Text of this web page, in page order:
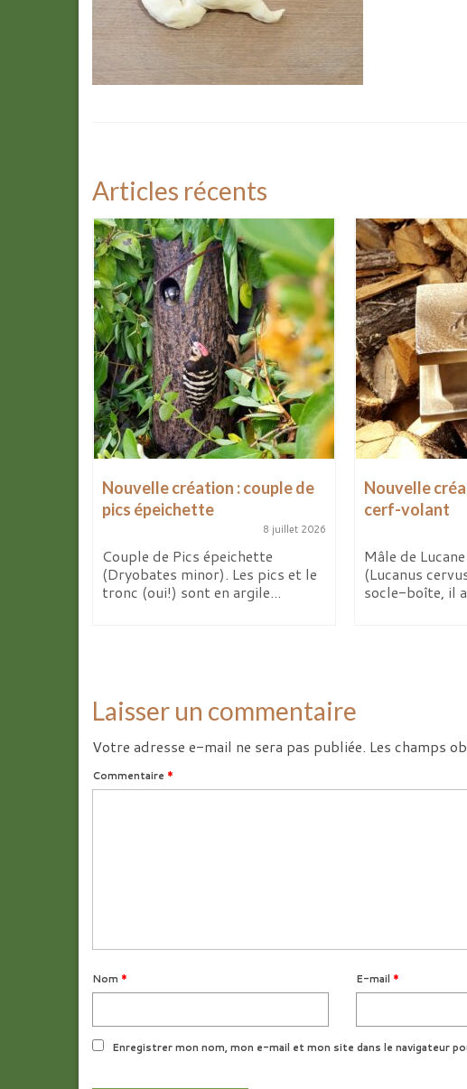
Articles récents
Nouvelle création : couple de
pics épeichette
8 juillet 2026
Couple de Pics épeichette
(Dryobates minor). Les pics et le
tronc (oui!) sont en argile...
Nouvelle
cerf-volant
Mâle de
(Lucanus
socle-boîte, il
Laisser un commentaire
Votre adresse e-mail ne sera pas publiée. Les champs
Commentaire *
Nom * E-mail *
Enregistrer mon nom, mon e-mail et mon site dans le navigateur